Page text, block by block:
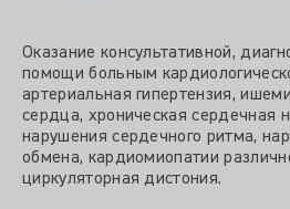
Оказание консультативной,
помощи больным
артериальная гипертензия,
сердца, хроническая сердечная
нарушения сердечного ритма,
обмена, кардиомиопатии
циркуляторная дистония.